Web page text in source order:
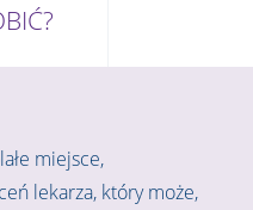
miejsce,
lekarza, który może,